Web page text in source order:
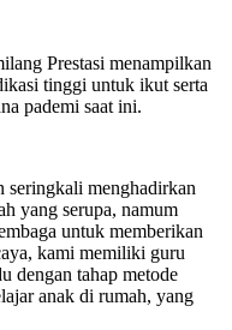
Prestasi menampilkan
tinggi untuk ikut serta
pademi saat ini.
seringkali menghadirkan
yang serupa, namum
untuk memberikan
kami memiliki guru
dengan tahap metode
anak di rumah, yang